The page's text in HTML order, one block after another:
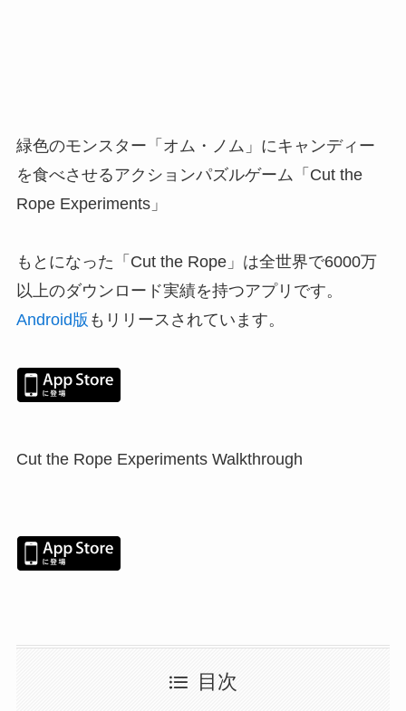
緑色のモンスター「オム・ノム」にキャンディー
を食べさせるアクションパズルゲーム「Cut the
Rope Experiments」
もとになった「 Cut the Rope」は全世界で6000万
以上のダウンロード実績を持つアプリです。
Android版 もリリースされています。
Cut the Rope Experiments Walkthrough
目次